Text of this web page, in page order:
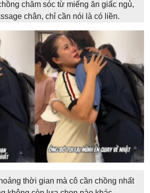
chăm sóc từ miếng ăn giấc ngủ,
chân, chỉ cần nói là có liền.
thời gian mà cô cần chồng nhất